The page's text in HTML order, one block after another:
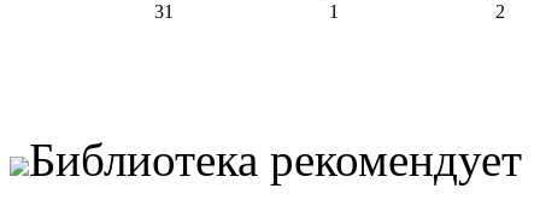
31
1 2
Библиотека рекомендует